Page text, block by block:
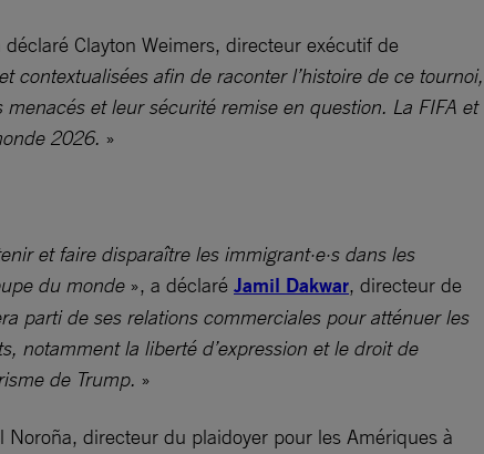
Clayton Weimers, directeur exécutif de
afin de raconter l’histoire de ce tournoi,
et leur sécurité remise en question. La FIFA et
2026. »
et faire disparaître les immigrant·e·s dans les
du monde», a déclaré Jamil Dakwar, directeur de
parti de ses relations commerciales pour atténuer les
notamment la liberté d’expression et le droit de
de Trump. »
Noroña, directeur du plaidoyer pour les Amériques à